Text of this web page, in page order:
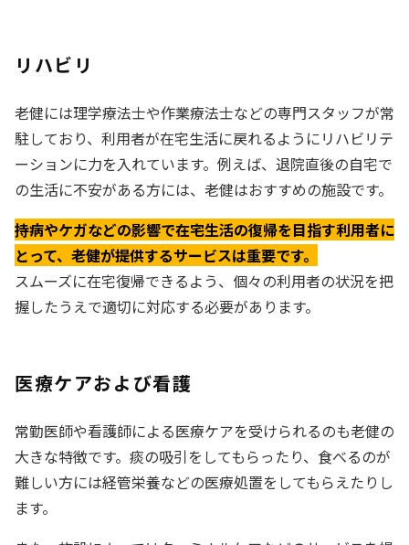
リハビリ
老健には理学療法士や作業療法士などの専門スタッフが常
駐しており、利用者が在宅生活に戻れるようにリハビリテ
ーションに力を入れています。例えば、退院直後の自宅で
の生活に不安がある方には、老健はおすすめの施設です。
持病やケガなどの影響で在宅生活の復帰を目指す利用者に
とって、老健が提供するサービスは重要です。
スムーズに在宅復帰できるよう、個々の利用者の状況を把
握したうえで適切に対応する必要があります。
医療ケアおよび看護
常勤医師や看護師による医療ケアを受けられるのも老健の
大きな特徴です。痰の吸引をしてもらったり、食べるのが
難しい方には経管栄養などの医療処置をしてもらえたりし
ます。